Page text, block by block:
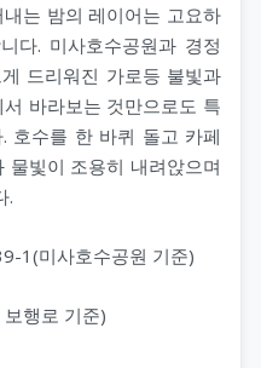
는 밤의 레이어는 고요하
다. 미사호수공원과 경정
드리워진 가로등 불빛과
바라보는 것만으로도 특
호수를 한 바퀴 돌고 카페
물빛이 조용히 내려앉으며
.
1(미사호수공원 기준)
보행로 기준)